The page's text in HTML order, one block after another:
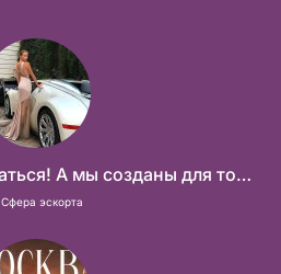
Мечты должны сбываться! А мы созданы для того что бы их осуществить!
Сфера эскорта